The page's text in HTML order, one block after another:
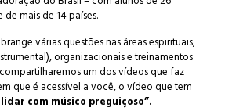
mais de 14 países.
várias questões nas áreas espirituais,
organizacionais e treinamentos
um dos vídeos que faz
que é acessível a você, o vídeo que tem
com músico preguiçoso”.